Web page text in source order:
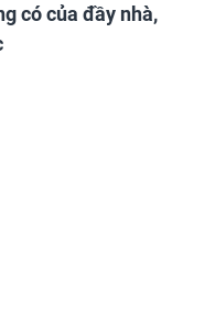
có của đầy nhà,